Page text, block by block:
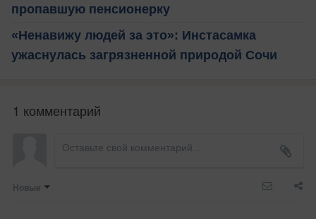
пропавшую пенсионерку
«Ненавижу людей за это»: Инстасамка
ужаснулась загрязненной природой Сочи
1 комментарий
Новые